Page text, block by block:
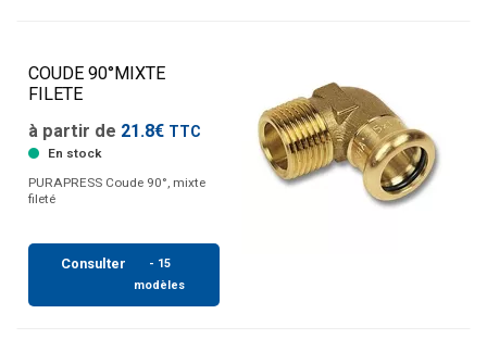
COUDE 90°MIXTE
FILETE
à partir de 21.8€ TTC
En stock
PURAPRESS Coude 90°, mixte
fileté
Consulter
- 15
modèles